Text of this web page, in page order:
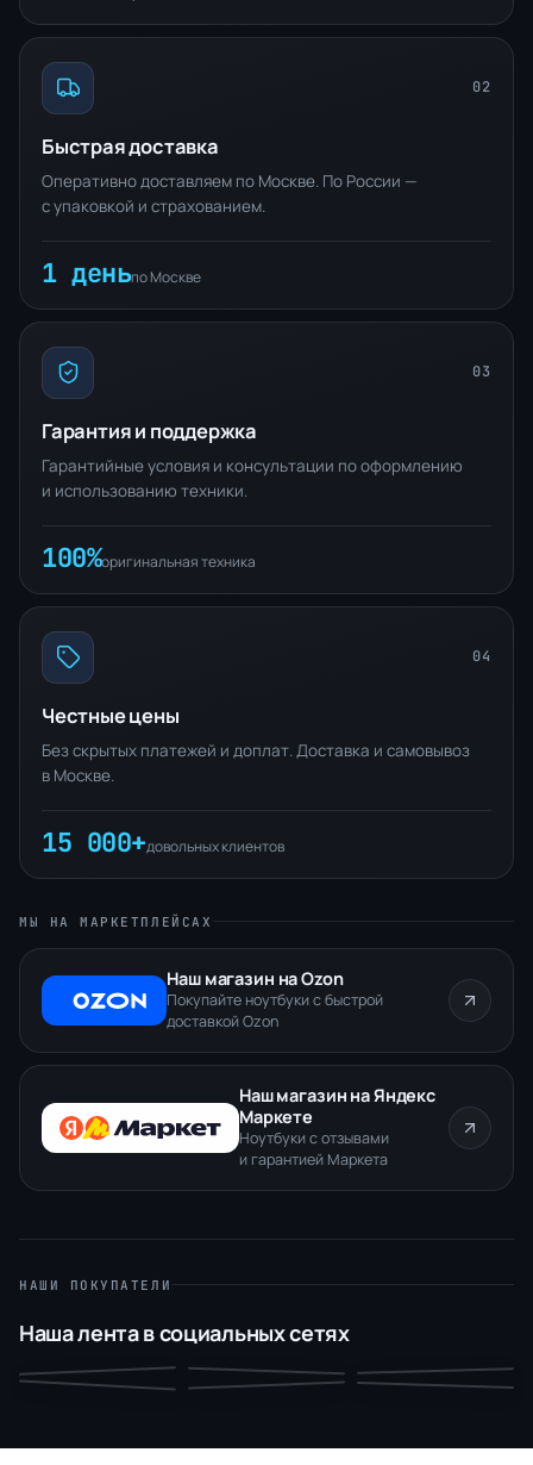
02
Быстрая доставка
Оперативно доставляем по Москве. По России —
с упаковкой и страхованием.
1 деньпо Москве
03
Гарантия и поддержка
Гарантийные условия и консультации по оформлению
и использованию техники.
100%оригинальная техника
04
Честные цены
Без скрытых платежей и доплат. Доставка и самовывоз
в Москве.
15 000+довольных клиентов
МЫ НА МАРКЕТПЛЕЙСАХ
Наш магазин на Ozon
Покупайте ноутбуки с быстрой
доставкой Ozon
Наш магазин на Яндекс
Маркете
Ноутбуки с отзывами
и гарантией Маркета
НАШИ ПОКУПАТЕЛИ
Наша лента в социальных сетях